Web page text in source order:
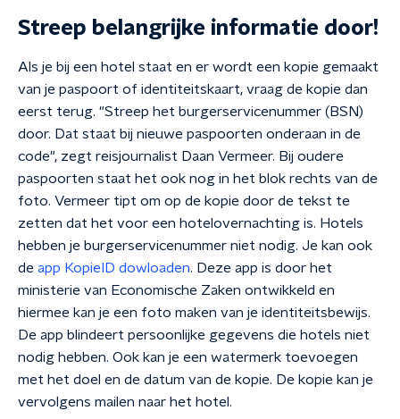
Streep belangrijke informatie door!
Als je bij een hotel staat en er wordt een kopie gemaakt
van je paspoort of identiteitskaart, vraag de kopie dan
eerst terug. "Streep het burgerservicenummer (BSN)
door. Dat staat bij nieuwe paspoorten onderaan in de
code", zegt reisjournalist Daan Vermeer. Bij oudere
paspoorten staat het ook nog in het blok rechts van de
foto. Vermeer tipt om op de kopie door de tekst te
zetten dat het voor een hotelovernachting is. Hotels
hebben je burgerservicenummer niet nodig. Je kan ook
de app KopieID dowloaden. Deze app is door het
ministerie van Economische Zaken ontwikkeld en
hiermee kan je een foto maken van je identiteitsbewijs.
De app blindeert persoonlijke gegevens die hotels niet
nodig hebben. Ook kan je een watermerk toevoegen
met het doel en de datum van de kopie. De kopie kan je
vervolgens mailen naar het hotel.